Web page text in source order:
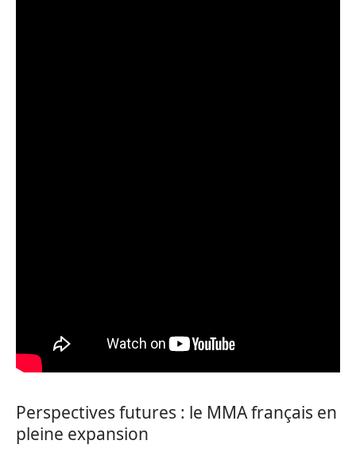
Perspectives futures : le MMA français en
pleine expansion